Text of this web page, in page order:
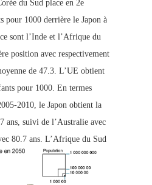
du Sud place en 2e
pour 1000 derrière le Japon à
sont l’Inde et l’Afrique du
position avec respectivement
de 47.3. L’UE obtient
pour 1000. En termes
2010, le Japon obtient la
ans, suivi de l’Australie avec
80.7 ans. L’Afrique du Sud